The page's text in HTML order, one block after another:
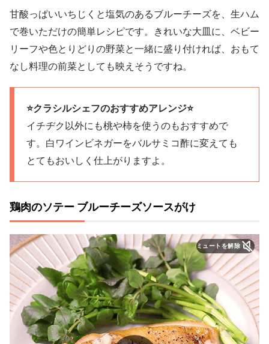
甘酸っぱいいちじくと塩気のあるブルーチーズを、生ハム
で巻いただけの簡単レシピです。きれいな大皿に、ベビー
リーフや色とりどりの野菜と一緒に盛り付ければ、おもて
なし料理の前菜としても映えそうですね。
⭐️クラシルシェフのおすすめアレンジ⭐️
イチヂク以外にも桃や柿を使うのもおすすめで
す。白ワインビネガーをバルサミコ酢に変えても
とてもおいしく仕上がりますよ。
鶏肉のソテー ブルーチーズソースがけ
ミュートを解除